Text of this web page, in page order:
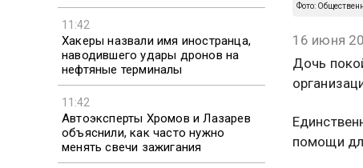
11:42
Хакеры назвали имя иностранца,
наводившего удары дронов на
нефтяные терминалы
11:42
Автоэксперты Хромов и Лазарев
объяснили, как часто нужно
менять свечи зажигания
Фото:
16 июня
Дочь
помощи